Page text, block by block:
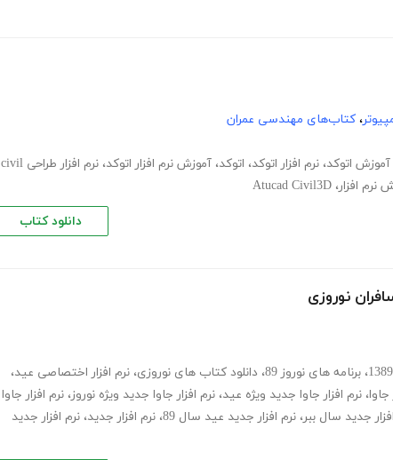
، کتاب‌های مهندسی عمران
آموزش اتوکد، نرم افزار اتوکد، اتوکد، آموزش نرم افزار اتوکد،
نرم افزار طراحی civil
نرم افزار، Atucad Civil3D
دانلود کتاب
نوروزی
، برنامه های نوروز 89 ، دانلود کتاب های نوروزی، نرم افزار اختصاصی عید،
جاوا، نرم افزار جاوا جدید ویژه عید، نرم افزار جاوا جدید ویژه نوروز، نرم افزار جاوا
جدید سال ببر، نرم افزار جدید عید سال 89 ، نرم افزار جدید، نرم افزار جدید